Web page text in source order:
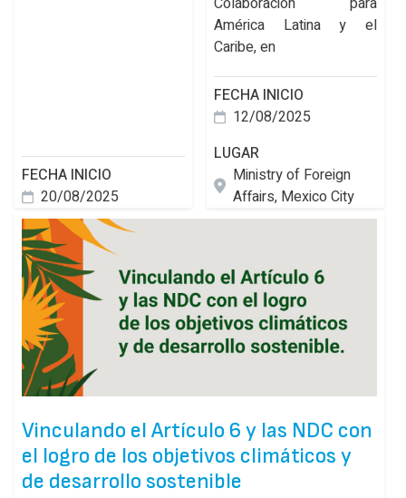
FECHA INICIO
20/08/2025
América Latina y el
Caribe, en
FECHA INICIO
12/08/2025
LUGAR
Ministry of Foreign
Affairs, Mexico City
Vinculando el Artículo 6 y las NDC con
el logro de los objetivos climáticos y
de desarrollo sostenible